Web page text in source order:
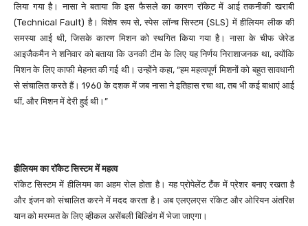
लिया गया है। नासा ने बताया कि इस फैसले का कारण रॉकेट में आई तकनीकी खराबी
(Technical Fault) है। विशेष रूप से, स्पेस लॉन्च सिस्टम (SLS) में हीलियम लीक की
समस्या आई थी, जिसके कारण मिशन को स्थगित किया गया है। नासा के चीफ जेरेड
आइजैकमैन ने शनिवार को बताया कि उनकी टीम के लिए यह निर्णय निराशाजनक था, क्योंकि
मिशन के लिए काफी मेहनत की गई थी। उन्होंने कहा, “हम महत्वपूर्ण मिशनों को बहुत सावधानी
से संचालित करते हैं। 1960 के दशक में जब नासा ने इतिहास रचा था, तब भी कई बाधाएं आई
थीं, और मिशन में देरी हुई थी।”
हीलियम का रॉकेट सिस्टम में महत्व
रॉकेट सिस्टम में हीलियम का अहम रोल होता है। यह प्रोपेलेंट टैंक में प्रेशर बनाए रखता है
और इंजन को संचालित करने में मदद करता है। अब एलएलएस रॉकेट और ओरियन अंतरिक्ष
यान को मरम्मत के लिए व्हीकल असेंबली बिल्डिंग में भेजा जाएगा।